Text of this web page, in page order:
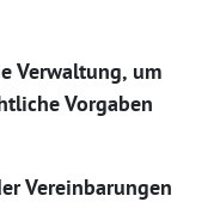
Verwaltung, um
Vorgaben
Vereinbarungen